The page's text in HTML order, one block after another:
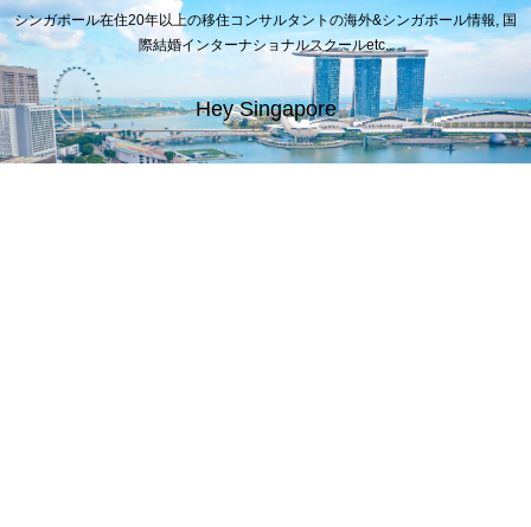
シンガポール在住20年以上の移住コンサルタントの海外&シンガポール情報, 国
際結婚インターナショナルスクールetc..
Hey Singapore